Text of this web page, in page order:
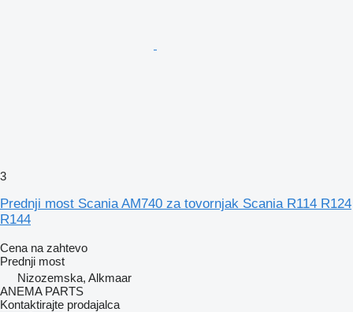
3
Prednji most Scania AM740 za tovornjak Scania R114 R124
R144
Cena na zahtevo
Prednji most
Nizozemska, Alkmaar
ANEMA PARTS
Kontaktirajte prodajalca